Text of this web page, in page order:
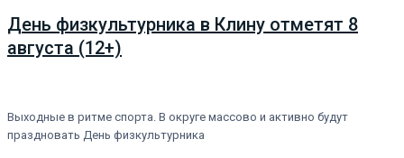
День физкультурника в Клину отметят 8
августа (12+)
Выходные в ритме спорта. В округе массово и активно будут
праздновать День физкультурника